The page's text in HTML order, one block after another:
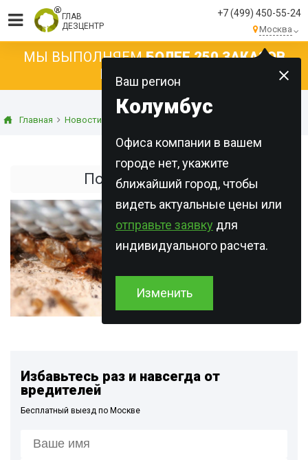
ГЛАВ
ДЕЗЦЕНТР
+7 (499) 450-55-24
Москва
Ваш регион
Колумбус
Офиса компании в вашем
городе нет, укажите
ближайший город, чтобы
видеть актуальные цены или
отправьте заявку для
индивидуального расчета.
Изменить
МЫ ВЫПОЛНЯЕМБОЛЕЕ 250 ЗАКАЗОВ
КАЖДЫЙ ДЕНЬ!
Главная Новости Статьи о дезинсекции
Постельные клопы
Избавьтесь раз и навсегда от
вредителей
Бесплатный выезд по Москве